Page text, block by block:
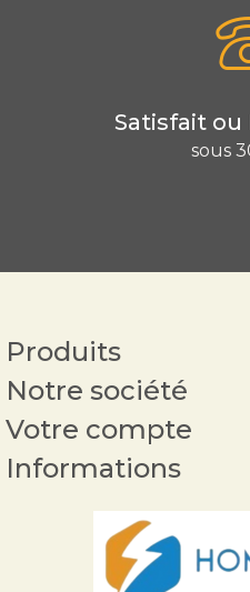
Satisfait ou
sous
Produits
Notre société
Votre compte
Informations